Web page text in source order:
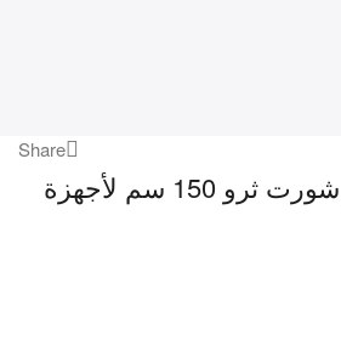
Share
حامل بروجيكتور شورت ثرو 150 سم لأجهزة